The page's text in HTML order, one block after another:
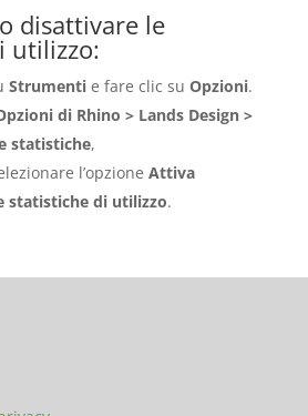
disattivare le
utilizzo:
Strumentie fare clic su Opzioni.
di Rhino > Lands Design >
statistiche,
l’opzione Attiva
statistiche di utilizzo.